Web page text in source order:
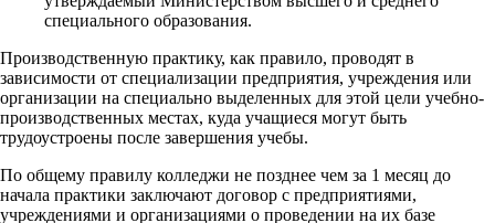
специального образования.
Производственную практику, как правило, проводят в
зависимости от специализации предприятия, учреждения или
организации на специально выделенных для этой цели учебно-
производственных местах, куда учащиеся могут быть
трудоустроены после завершения учебы.
По общему правилу колледжи не позднее чем за 1 месяц до
начала практики заключают договор с предприятиями,
учреждениями и организациями о проведении на их базе